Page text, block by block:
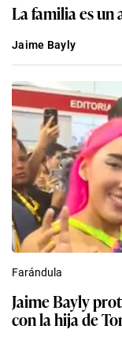
La familia es
Jaime Bayly
Farándula
Jaime Bayly
con la hija de